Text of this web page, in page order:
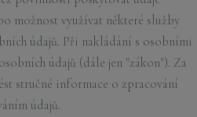
možnost využívat některé služby
údajů. Při nakládání s osobními
údajů (dále jen "zákon"). Za
stručné informace o zpracování
údajů.